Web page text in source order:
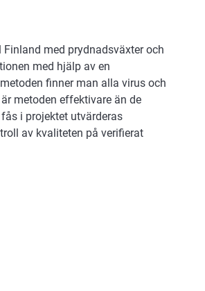
med prydnadsväxter och
med hjälp av en
finner man alla virus och
metoden effektivare än de
i projektet utvärderas
av kvaliteten på verifierat